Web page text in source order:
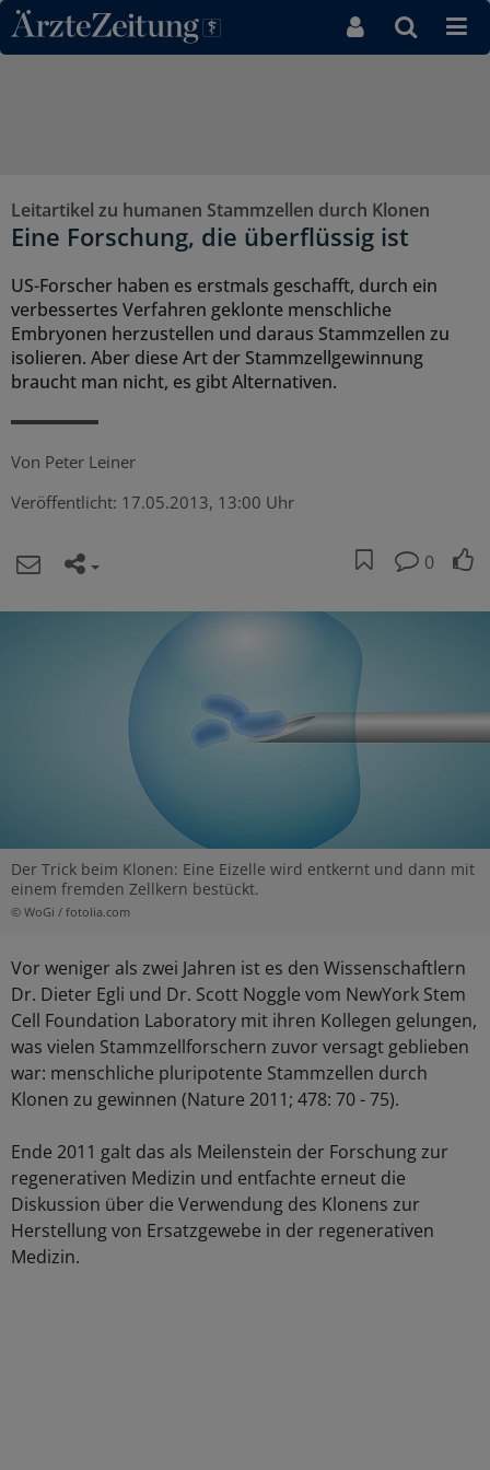
Direkt zum Inhaltsbereich
Leitartikel zu humanen Stammzellen durch Klonen
Eine Forschung, die überflüssig ist
US-Forscher haben es erstmals geschafft, durch ein
verbessertes Verfahren geklonte menschliche
Embryonen herzustellen und daraus Stammzellen zu
isolieren. Aber diese Art der Stammzellgewinnung
braucht man nicht, es gibt Alternativen.
Von Peter Leiner
Veröffentlicht: 17.05.2013, 13:00 Uhr
0
Der Trick beim Klonen: Eine Eizelle wird entkernt und dann mit
einem fremden Zellkern bestückt.
© WoGi / fotolia.com
Vor weniger als zwei Jahren ist es den Wissenschaftlern
Dr. Dieter Egli und Dr. Scott Noggle vom NewYork Stem
Cell Foundation Laboratory mit ihren Kollegen gelungen,
was vielen Stammzellforschern zuvor versagt geblieben
war: menschliche pluripotente Stammzellen durch
Klonen zu gewinnen (Nature 2011; 478: 70 - 75).
Ende 2011 galt das als Meilenstein der Forschung zur
regenerativen Medizin und entfachte erneut die
Diskussion über die Verwendung des Klonens zur
Herstellung von Ersatzgewebe in der regenerativen
Medizin.